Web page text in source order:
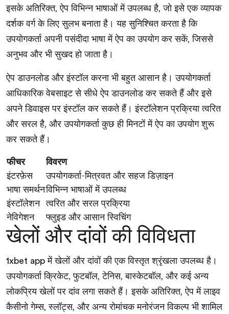
इसके अतिरिक्त, ऐप विभिन्न भाषाओं में उपलब्ध है, जो इसे एक व्यापक
दर्शक वर्ग के लिए सुलभ बनाता है। यह सुनिश्चित करता है कि
उपयोगकर्ता अपनी पसंदीदा भाषा में ऐप का उपयोग कर सकें, जिससे
अनुभव और भी सुखद हो जाता है।
ऐप डाउनलोड और इंस्टॉल करना भी बहुत आसान है। उपयोगकर्ता
आधिकारिक वेबसाइट से सीधे ऐप डाउनलोड कर सकते हैं और इसे
अपने डिवाइस पर इंस्टॉल कर सकते हैं। इंस्टॉलेशन प्रक्रिया त्वरित
और सरल है, और उपयोगकर्ता कुछ ही मिनटों में ऐप का उपयोग शुरू
कर सकते हैं।
फीचर विवरण
इंटरफ़ेस
उपयोगकर्ता-मित्रवत और सहज डिज़ाइन
भाषा समर्थनविभिन्न भाषाओं में उपलब्ध
इंस्टॉलेशन त्वरित और सरल प्रक्रिया
नेविगेशन
फ्लुइड और आसान स्विचिंग
खेलों और दांवों की विविधता
1xbet app में खेलों और दांवों की एक विस्तृत श्रृंखला उपलब्ध है।
उपयोगकर्ता क्रिकेट, फुटबॉल, टेनिस, बास्केटबॉल, और कई अन्य
लोकप्रिय खेलों पर दांव लगा सकते हैं। इसके अतिरिक्त, ऐप में लाइव
कैसीनो गेम्स, स्लॉट्स, और अन्य रोमांचक मनोरंजन विकल्प भी शामिल